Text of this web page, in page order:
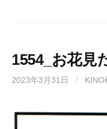
1554_お花見
2023年3月31日 /